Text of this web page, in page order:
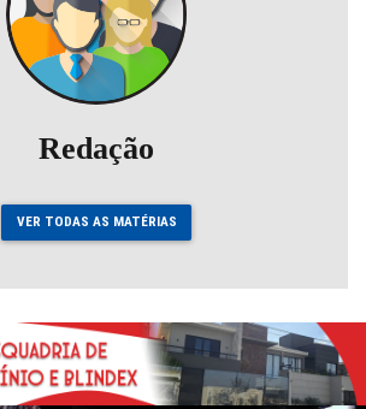
Redação
VER TODAS AS MATÉRIAS